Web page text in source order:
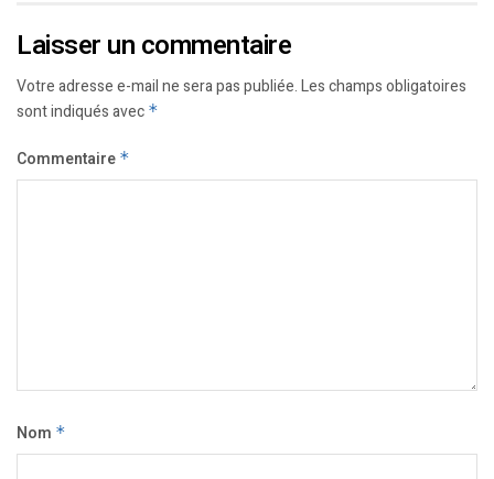
Laisser un commentaire
Votre adresse e-mail ne sera pas publiée.Les champs obligatoires
sont indiqués avec *
Commentaire *
Nom *